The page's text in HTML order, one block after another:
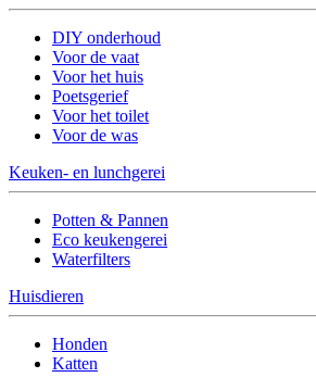
DIY onderhoud
Voor de vaat
Voor het huis
Poetsgerief
Voor het toilet
Voor de was
Keuken- en lunchgerei
Potten & Pannen
Eco keukengerei
Waterfilters
Huisdieren
Honden
Katten